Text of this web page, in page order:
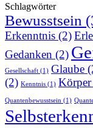
Schlagwörter
Bewusstsein
Erkenntnis (2)
Gedanken (2)
Gesellschaft (1) Glaube
(2) Kenntnis (1) Körper
Quantenbewusstsein (1)